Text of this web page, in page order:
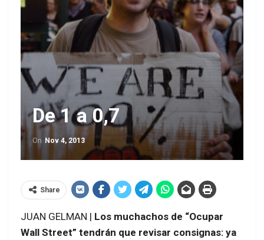
De 1 a 0,7
On Nov 4, 2013
Share
JUAN GELMAN | Los muchachos de “Ocupar
Wall Street” tendrán que revisar consignas: ya